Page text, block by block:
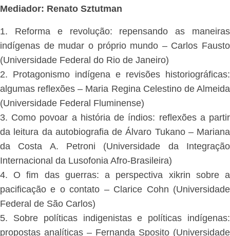
Mediador: Renato Sztutman
1. Reforma e revolução: repensando as maneiras
indígenas de mudar o próprio mundo – Carlos Fausto
(Universidade Federal do Rio de Janeiro)
2. Protagonismo indígena e revisões historiográficas:
algumas reflexões – Maria Regina Celestino de Almeida
(Universidade Federal Fluminense)
3. Como povoar a história de índios: reflexões a partir
da leitura da autobiografia de Álvaro Tukano – Mariana
da Costa A. Petroni (Universidade da Integração
Internacional da Lusofonia Afro-Brasileira)
4. O fim das guerras: a perspectiva xikrin sobre a
pacificação e o contato – Clarice Cohn (Universidade
Federal de São Carlos)
5. Sobre políticas indigenistas e políticas indígenas:
propostas analíticas – Fernanda Sposito (Universidade